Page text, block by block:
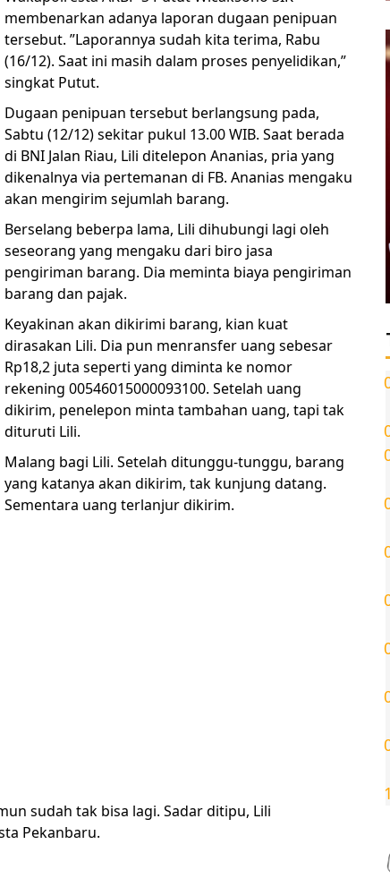
membenarkan adanya laporan dugaan penipuan
tersebut. ”Laporannya sudah kita terima, Rabu
(16/12). Saat ini masih dalam proses penyelidikan,”
singkat Putut.
Dugaan penipuan tersebut berlangsung pada,
Sabtu (12/12) sekitar pukul 13.00 WIB. Saat berada
di BNI Jalan Riau, Lili ditelepon Ananias, pria yang
dikenalnya via pertemanan di FB. Ananias mengaku
akan mengirim sejumlah barang.
Berselang beberpa lama, Lili dihubungi lagi oleh
seseorang yang mengaku dari biro jasa
pengiriman barang. Dia meminta biaya pengiriman
barang dan pajak.
Keyakinan akan dikirimi barang, kian kuat
dirasakan Lili. Dia pun menransfer uang sebesar
Rp18,2 juta seperti yang diminta ke nomor
rekening 00546015000093100. Setelah uang
dikirim, penelepon minta tambahan uang, tapi tak
dituruti Lili.
Malang bagi Lili. Setelah ditunggu-tunggu, barang
yang katanya akan dikirim, tak kunjung datang.
Sementara uang terlanjur dikirim.
sudah tak bisa lagi. Sadar ditipu, Lili
Pekanbaru.